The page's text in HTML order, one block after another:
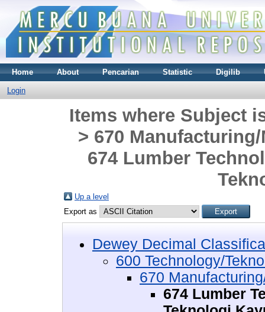
Home About Pencarian Statistic Digilib
Login
Items where Subject
> 670
674 Lumber
Up a level
Export as
Dewey Decimal
600 Technology/
670
674 Lumber